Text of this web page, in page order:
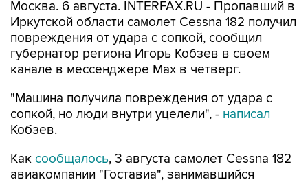
мониторингом лесопожарной обстановки в
Бодайбинском районе Иркутской области, не
вышел на связь в назначенное время и не
вернулся в место вылета. На борту находились
летчик-наблюдатель и командир воздушного
В поисках пропавшего самолета было
задействовано несколько воздушных судов.
низкая облачность.